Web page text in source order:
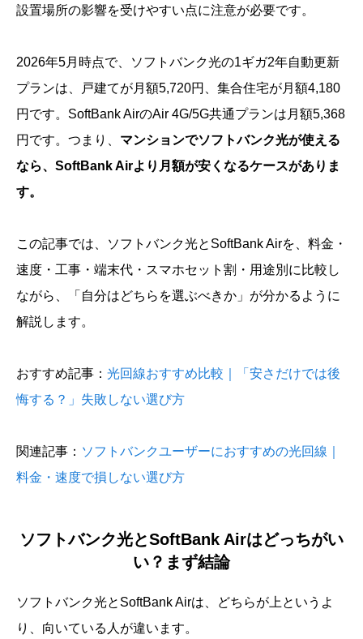
設置場所の影響を受けやすい点に注意が必要です。
2026年5月時点で、ソフトバンク光の1ギガ2年自動更新
プランは、戸建てが月額5,720円、集合住宅が月額4,180
円です。SoftBank AirのAir 4G/5G共通プランは月額5,368
円です。つまり、 マンションでソフトバンク光が使える
なら、SoftBank Airより月額が安くなるケースがありま
す。
この記事では、ソフトバンク光とSoftBank Airを、料金・
速度・工事・端末代・スマホセット割・用途別に比較し
ながら、「自分はどちらを選ぶべきか」が分かるように
解説します。
おすすめ記事： 光回線おすすめ比較｜「安さだけでは後
悔する？」失敗しない選び方
関連記事： ソフトバンクユーザーにおすすめの光回線｜
料金・速度で損しない選び方
ソフトバンク光とSoftBank Airはどっちがい
い？まず結論
ソフトバンク光とSoftBank Airは、どちらが上というよ
り、向いている人が違います。